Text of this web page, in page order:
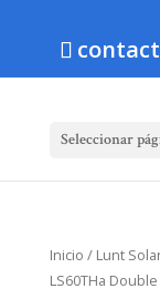
Seleccionar
Inicio / Lunt
LS60THa Double